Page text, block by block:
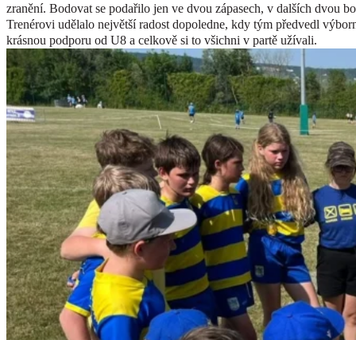
zranění. Bodovat se podařilo jen ve dvou zápasech, v dalších dvou
Trenérovi udělalo největší radost dopoledne, kdy tým předvedl
krásnou podporu od U8 a celkově si to všichni v partě užívali.